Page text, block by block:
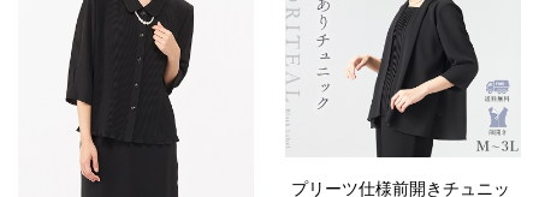
プリーツ仕様前開きチュニッ